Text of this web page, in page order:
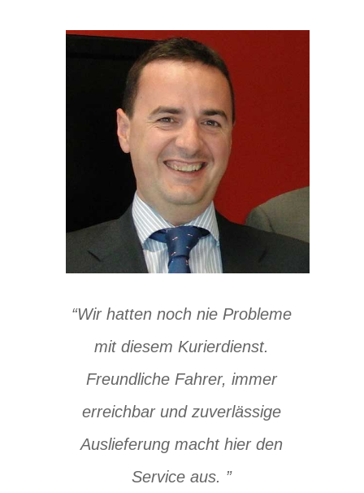
“Wir hat­ten noch nie Pro­ble­me
mit die­sem Kurier­dienst.
Freund­li­che Fah­rer, immer
erreich­bar und zuver­läs­si­ge
Aus­lie­fe­rung macht hier den
Ser­vice aus. ”